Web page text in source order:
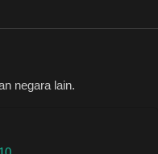
negara lain.